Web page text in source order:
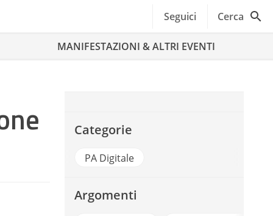
Seguici Cerca
MANIFESTAZIONI & ALTRI EVENTI
Categorie
PA Digitale
Argomenti